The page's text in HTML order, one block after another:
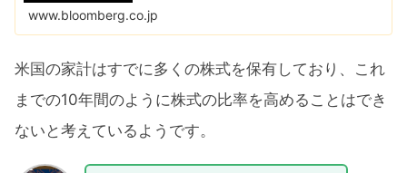
指摘した。
www.bloomberg.co.jp
米国の家計はすでに多くの株式を保有しており、これ
までの10年間のように株式の比率を高めることはでき
ないと考えているようです。